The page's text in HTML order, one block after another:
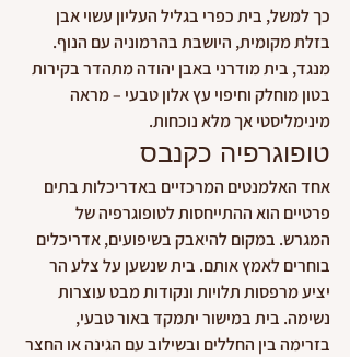
כך למשל, בית כפרי בגליל העליון עשוי אבן
בזלת מקומית, היושבת בהרמוניה עם הנוף.
מנגד, בית מודרני באבן יהודה מתהדר בקירות
בטון מוחלק וחיפוי עץ אלון טבעי – מראה
מינימליסטי אך מלא נוכחות.
טופוגרפיה כקנבס
אחד האלמנטים המרכזיים באדריכלות בתים
פרטיים הוא ההתייחסות לטופוגרפיה של
המגרש. במקום להיאבק בשיפועים, אדריכלים
בוחרים לאמץ אותם. בית שנשען על צלע הר
יציע מרפסות תלויות ונקודות מבט עוצרות
נשימה. בית במישור יתמקד באור טבעי,
בזרימה בין החללים ובשילוב עם הגינה או החצר